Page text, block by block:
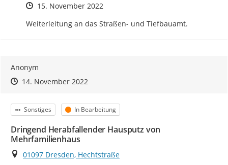
Zeitpunkt des Erstellens
15. November 2022
Weiterleitung an das Straßen- und Tiefbauamt.
Anonym
Zeitpunkt des Erstellens
Zeitpunkt des Erstellens
14. November 2022Zur Äußerung
Kategorie
Sonstiges Status
In Bearbeitung
Dringend Herabfallender Hausputz von
Mehrfamilienhaus
Ort
01097 Dresden, Hechtstraße